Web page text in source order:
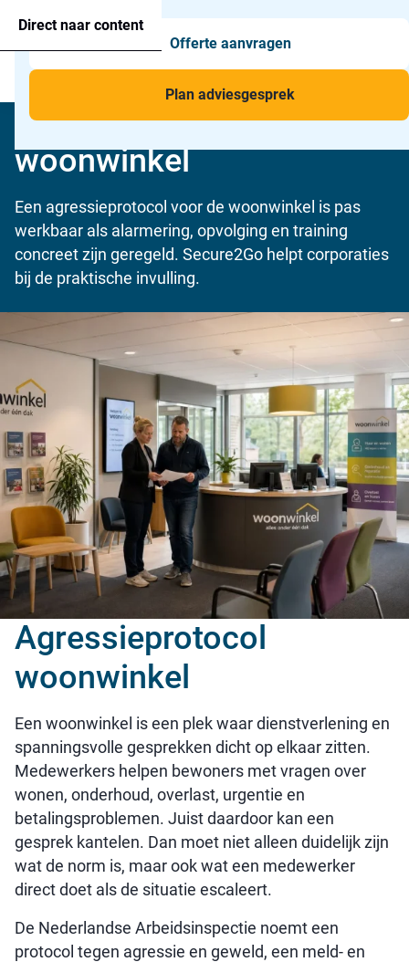
Direct naar content
Menu
Agressie alarmering
Man-down & BHV Alarmering
Voor wie
Toepassingen
Offerte aanvragen
Plan adviesgesprek
Agressieprotocol
woonwinkel
Een agressieprotocol voor de woonwinkel is pas
werkbaar als alarmering, opvolging en training
concreet zijn geregeld. Secure2Go helpt corporaties
bij de praktische invulling.
Agressieprotocol
woonwinkel
Een woonwinkel is een plek waar dienstverlening en
spanningsvolle gesprekken dicht op elkaar zitten.
Medewerkers helpen bewoners met vragen over
wonen, onderhoud, overlast, urgentie en
betalingsproblemen. Juist daardoor kan een
gesprek kantelen. Dan moet niet alleen duidelijk zijn
wat de norm is, maar ook wat een medewerker
direct doet als de situatie escaleert.
De Nederlandse Arbeidsinspectie noemt een
protocol tegen agressie en geweld, een meld- en